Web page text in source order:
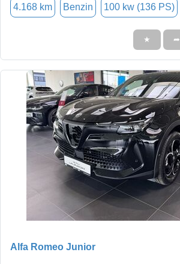
4.168 km Benzin 100 kw (136 PS)
★ ➦
Alfa Romeo Junior